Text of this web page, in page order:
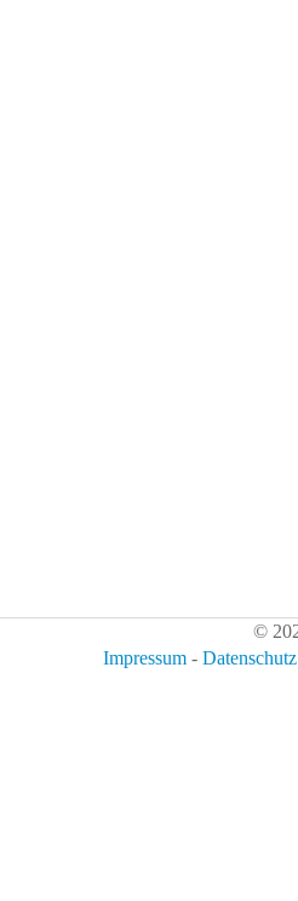
©
Impressum - Datenschutz